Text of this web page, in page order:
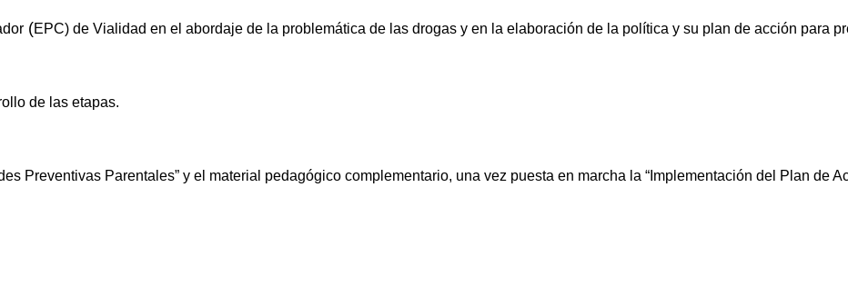
(EPC) de Vialidad en el abordaje de la problemática de las drogas y en la elaboración de la política y su plan de acción
de las etapas.
Preventivas Parentales” y el material pedagógico complementario, una vez puesta en marcha la “Implementación del Plan